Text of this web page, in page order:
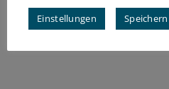
Einstellungen Speichern